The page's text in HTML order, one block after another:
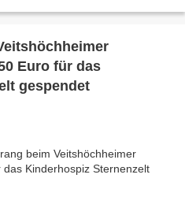
Euro für das
gespendet